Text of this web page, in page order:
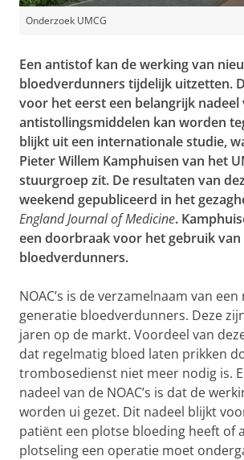
Onderzoek UMCG
Een antistof kan de werking van
bloedverdunners tijdelijk uitzetten.
voor het eerst een belangrijk nadeel
antistollingsmiddelen kan worden
blijkt uit een internationale studie,
Pieter Willem Kamphuisen van het
stuurgroep zit. De resultaten van
weekend gepubliceerd in het
England Journal of Medicine.
een doorbraak voor het gebruik van
bloedverdunners.
NOAC’s is de verzamelnaam van
generatie bloedverdunners. Deze
jaren op de markt. Voordeel van
dat regelmatig bloed laten prikken
trombosedienst niet meer nodig is.
nadeel van de NOAC’s is dat de
worden ui gezet. Dit nadeel blijkt
patiënt een plotse bloeding heeft of
plotseling een operatie moet